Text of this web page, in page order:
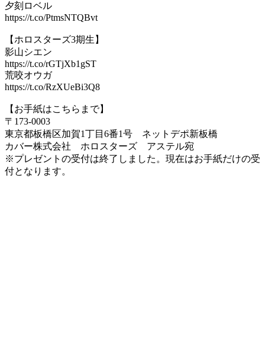
夕刻ロベル
https://t.co/PtmsNTQBvt
【ホロスターズ3期生】
影山シエン
https://t.co/rGTjXb1gST
荒咬オウガ
https://t.co/RzXUeBi3Q8
【お手紙はこちらまで】
〒173-0003
東京都板橋区加賀1丁目6番1号 ネットデポ新板橋
カバー株式会社 ホロスターズ アステル宛
※プレゼントの受付は終了しました。現在はお手紙だけの受
付となります。